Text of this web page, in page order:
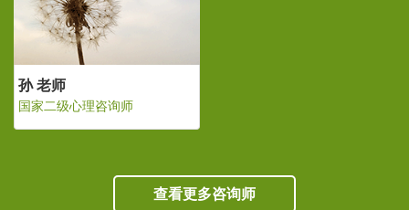
查看更多咨询师